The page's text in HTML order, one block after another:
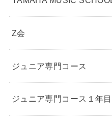
Z会
ジュニア専門コース
ジュニア専門コース１年目